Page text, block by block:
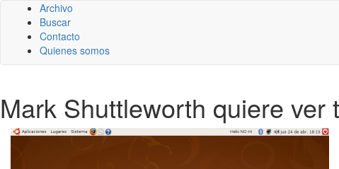
Archivo
Buscar
Contacto
Quienes somos
Mark Shuttleworth quiere ver